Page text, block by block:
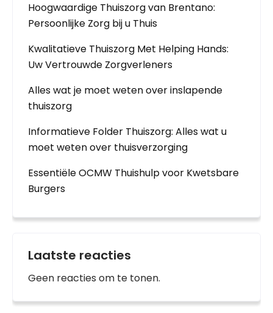
Hoogwaardige Thuiszorg van Brentano:
Persoonlijke Zorg bij u Thuis
Kwalitatieve Thuiszorg Met Helping Hands:
Uw Vertrouwde Zorgverleners
Alles wat je moet weten over inslapende
thuiszorg
Informatieve Folder Thuiszorg: Alles wat u
moet weten over thuisverzorging
Essentiële OCMW Thuishulp voor Kwetsbare
Burgers
Laatste reacties
Geen reacties om te tonen.